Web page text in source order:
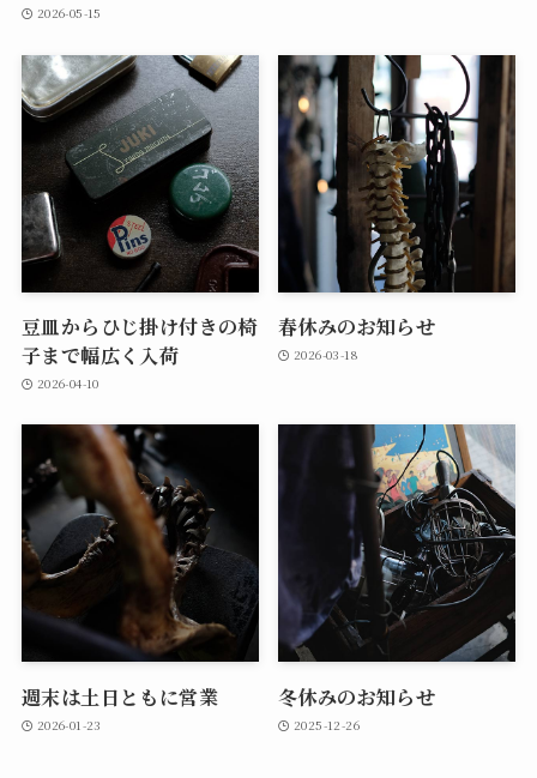
2026-05-15
豆皿からひじ掛け付きの椅
子まで幅広く入荷
2026-04-10
春休みのお知らせ
2026-03-18
週末は土日ともに営業
2026-01-23
冬休みのお知らせ
2025-12-26